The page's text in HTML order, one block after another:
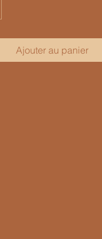
Ajouter au panier